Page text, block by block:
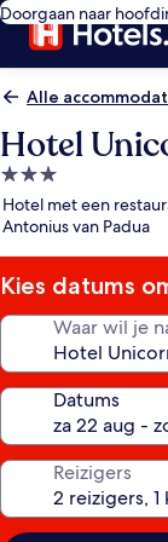
Doorgaan naar
Alle
Hotel
3.0-
Hotel met een
Antonius van Padua
Kies datums
Waar wil je
Datums
Reizigers